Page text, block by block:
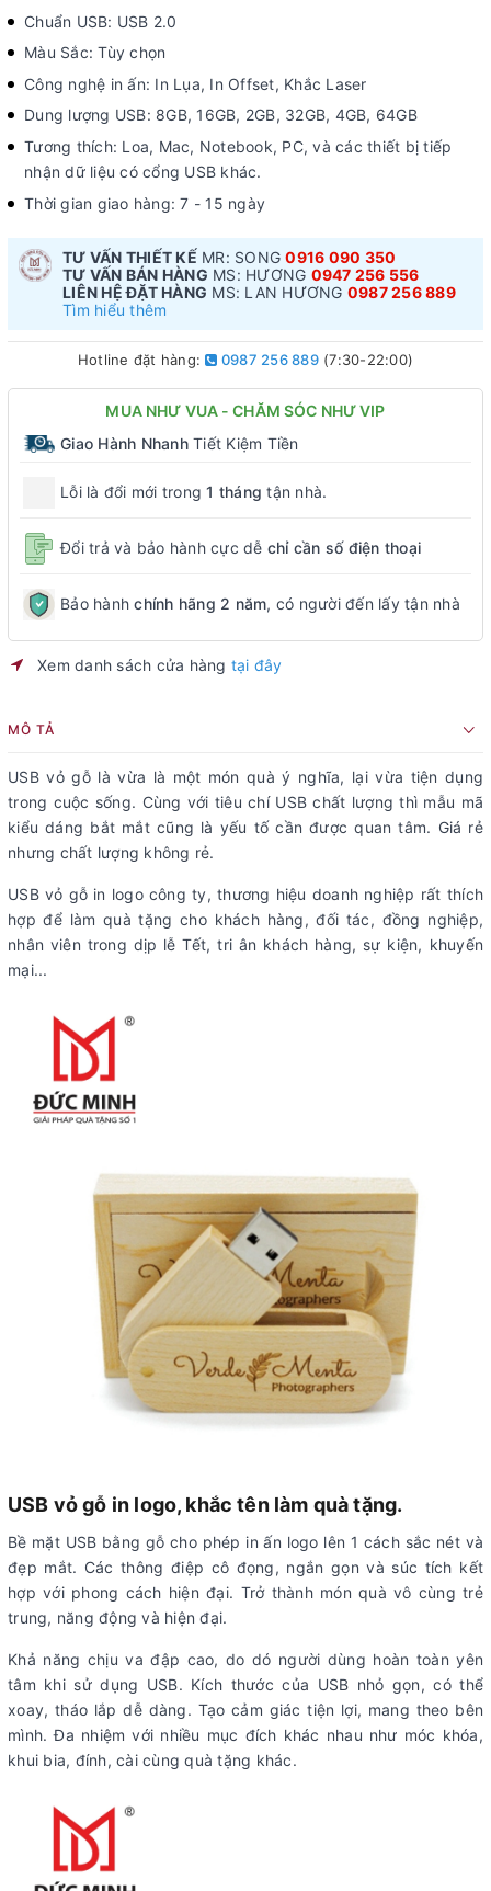
Chuẩn USB: USB 2.0
Màu Sắc: Tùy chọn
Công nghệ in ấn: In Lụa, In Offset, Khắc Laser
Dung lượng USB: 8GB, 16GB, 2GB, 32GB, 4GB, 64GB
Tương thích: Loa, Mac, Notebook, PC, và các thiết bị tiếp
nhận dữ liệu có cổng USB khác.
Thời gian giao hàng: 7 - 15 ngày
TƯ VẤN THIẾT KẾ MR: SONG0916 090 350
TƯ VẤN BÁN HÀNG MS: HƯƠNG 0947 256 556
LIÊN HỆ ĐẶT HÀNG MS: LAN HƯƠNG 0987 256 889
Tìm hiểu thêm
Hotline đặt hàng: 0987 256 889(7:30-22:00)
MUA NHƯ VUA - CHĂM SÓC NHƯ VIP
Giao Hành NhanhTiết Kiệm Tiền
Lỗi là đổi mới trong1 tháng tận nhà.
Đổi trả và bảo hành cực dễ chỉ cần số điện thoại
Bảo hànhchính hãng 2 năm, có người đến lấy tận nhà
Xem danh sách cửa hàng tại đây
MÔ TẢ
USB vỏ gỗ là vừa là một món quà ý nghĩa, lại vừa tiện dụng
trong cuộc sống. Cùng với tiêu chí USB chất lượng thì mẫu mã
kiểu dáng bắt mắt cũng là yếu tố cần được quan tâm. Giá rẻ
nhưng chất lượng không rẻ.
USB vỏ gỗ in logo công ty, thương hiệu doanh nghiệp rất thích
hợp để làm quà tặng cho khách hàng, đối tác, đồng nghiệp,
nhân viên trong dịp lễ Tết, tri ân khách hàng, sự kiện, khuyến
mại...
USB vỏ gỗ in logo, khắc tên làm quà tặng.
Bề mặt USB bằng gỗ cho phép in ấn logo lên 1 cách sắc nét và
đẹp mắt. Các thông điệp cô đọng, ngắn gọn và súc tích kết
hợp với phong cách hiện đại. Trở thành món quà vô cùng trẻ
trung, năng động và hiện đại.
Khả năng chịu va đập cao, do dó người dùng hoàn toàn yên
tâm khi sử dụng USB. Kích thước của USB nhỏ gọn, có thể
xoay, tháo lắp dễ dàng. Tạo cảm giác tiện lợi, mang theo bên
mình. Đa nhiệm với nhiều mục đích khác nhau như móc khóa,
khui bia, đính, cài cùng quà tặng khác.